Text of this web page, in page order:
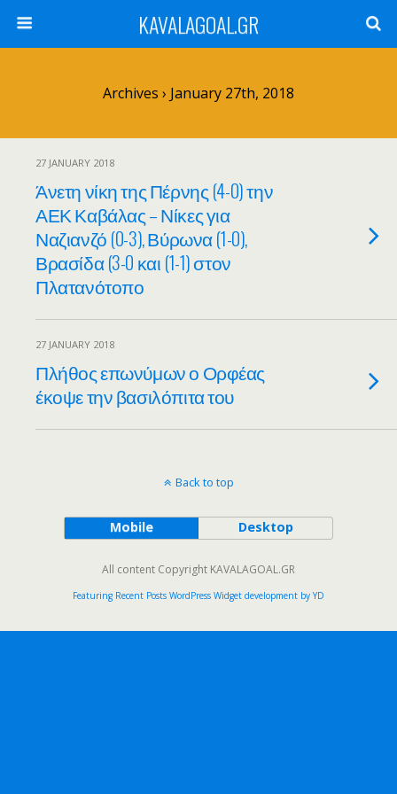
KAVALAGOAL.GR
Archives › January 27th, 2018
27 JANUARY 2018
Άνετη νίκη της Πέρνης (4-0) την
ΑΕΚ Καβάλας – Νίκες για
Ναζιανζό (0-3), Βύρωνα (1-0),
Βρασίδα (3-0 και (1-1) στον
Πλατανότοπο
27 JANUARY 2018
Πλήθος επωνύμων ο Ορφέας
έκοψε την βασιλόπιτα του
Back to top
Mobile Desktop
All content Copyright KAVALAGOAL.GR
Featuring Recent Posts WordPress Widget development by YD